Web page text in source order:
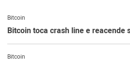
Bitcoin
Bitcoin toca crash line e reacende
Bitcoin